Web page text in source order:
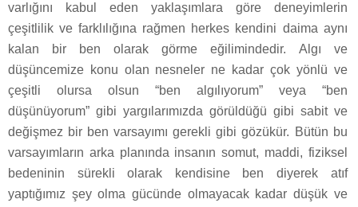
varlığını kabul eden yaklaşımlara göre deneyimlerin
çeşitlilik ve farklılığına rağmen herkes kendini daima aynı
kalan bir ben olarak görme eğilimindedir. Algı ve
düşüncemize konu olan nesneler ne kadar çok yönlü ve
çeşitli olursa olsun “ben algılıyorum” veya “ben
düşünüyorum” gibi yargılarımızda görüldüğü gibi sabit ve
değişmez bir ben varsayımı gerekli gibi gözükür. Bütün bu
varsayımların arka planında insanın somut, maddi, fiziksel
bedeninin sürekli olarak kendisine ben diyerek atıf
yaptığımız şey olma gücünde olmayacak kadar düşük ve